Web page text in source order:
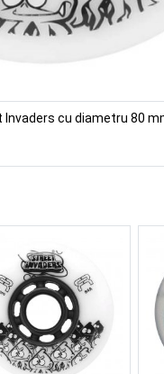
cu diametru 80